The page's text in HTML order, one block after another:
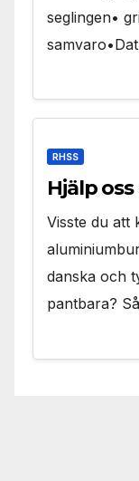
seglingen•
RHSS
Hjälp
Visste du att
danska och
pantbara?